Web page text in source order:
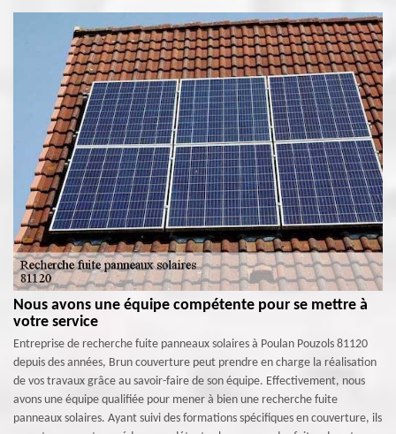
Nous avons une équipe compétente pour se mettre à
votre service
Entreprise de recherche fuite panneaux solaires à Poulan Pouzols 81120
depuis des années, Brun couverture peut prendre en charge la réalisation
de vos travaux grâce au savoir-faire de son équipe. Effectivement, nous
avons une équipe qualifiée pour mener à bien une recherche fuite
panneaux solaires. Ayant suivi des formations spécifiques en couverture, ils